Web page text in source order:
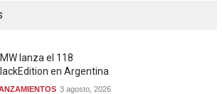
lanza el 118
en Argentina
3 agosto, 2026